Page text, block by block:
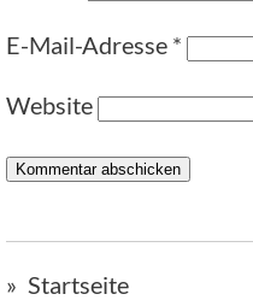
E-Mail-Adresse *
Website
Startseite